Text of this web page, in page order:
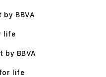
by BBVA
life
by BBVA
life